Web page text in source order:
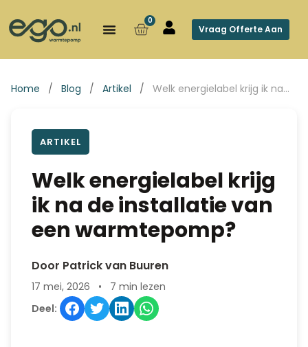
0
Vraag Offerte Aan
Home / Blog / Artikel / Welk energielabel krijg ik na…
ARTIKEL
Welk energielabel krijg
ik na de installatie van
een warmtepomp?
Door Patrick van Buuren
17 mei, 2026 •
7 min lezen
Deel: